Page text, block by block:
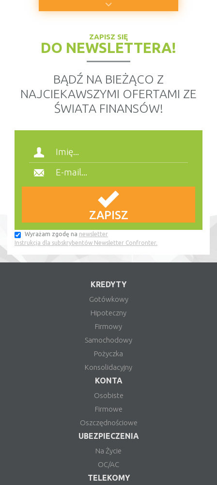
ZAPISZ SIĘ
DO NEWSLETTERA!
BĄDŹ NA BIEŻĄCO Z
NAJCIEKAWSZYMI OFERTAMI ZE
ŚWIATA FINANSÓW!
Wyrażam zgodę na newsletter
Instrukcja dla subskrybentów Newsletter Confronter.
KREDYTY
Gotówkowy
Hipoteczny
Firmowy
Samochodowy
Pożyczka
Konsolidacyjny
KONTA
Osobiste
Firmowe
Oszczędnościowe
UBEZPIECZENIA
Na Życie
OC/AC
TELEKOMY